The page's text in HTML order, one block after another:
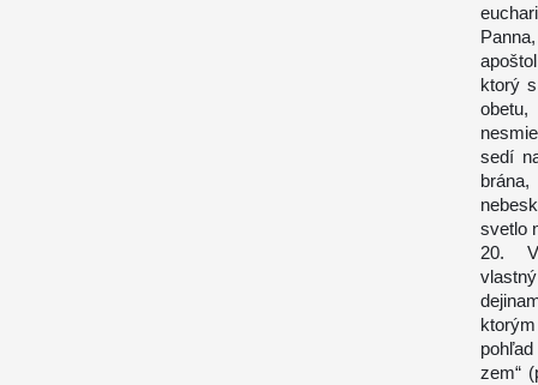
ktorý
sedí
svetlo
20.
zem“